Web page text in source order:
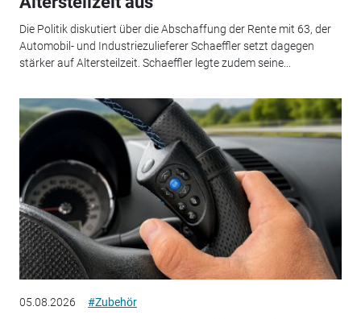
Die Politik diskutiert über die Abschaffung der Rente mit 63, der
Automobil- und Industriezulieferer Schaeffler setzt dagegen
stärker auf Altersteilzeit. Schaeffler legte zudem seine...
05.08.2026 #Zubehör